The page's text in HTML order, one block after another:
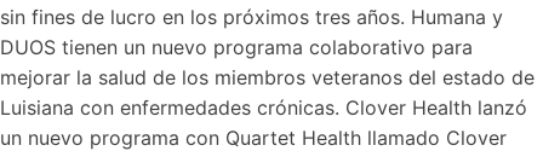
sin fines de lucro en los próximos tres años. Humana y
DUOS tienen un nuevo programa colaborativo para
mejorar la salud de los miembros veteranos del estado de
Luisiana con enfermedades crónicas. Clover Health lanzó
un nuevo programa con Quartet Health llamado Clover